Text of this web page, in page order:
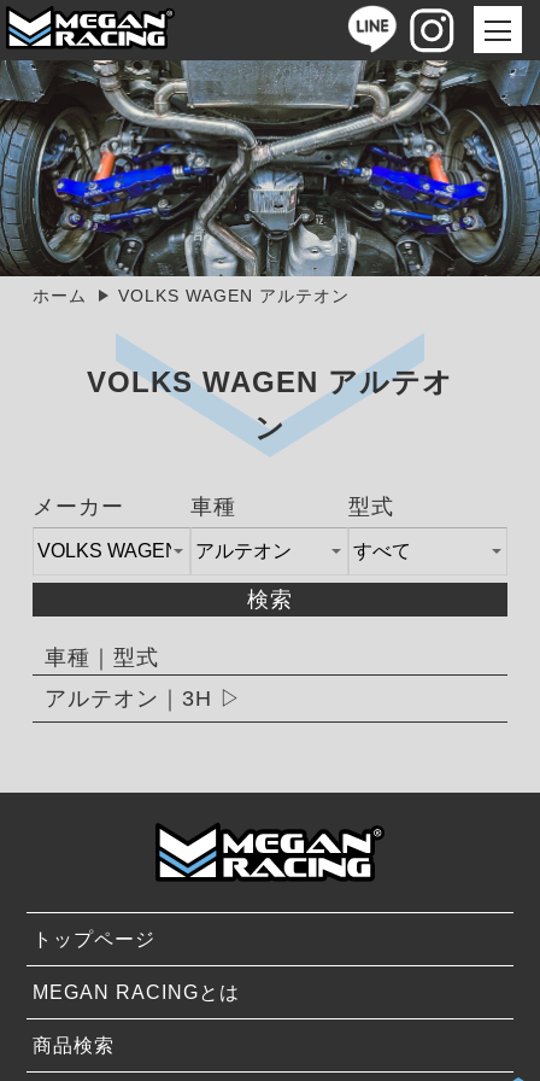
ホーム VOLKS WAGEN アルテオン
VOLKS WAGEN アルテオ
ン
メーカー 車種 型式
検索
車種｜型式
アルテオン｜3H
トップページ
MEGAN RACINGとは
商品検索